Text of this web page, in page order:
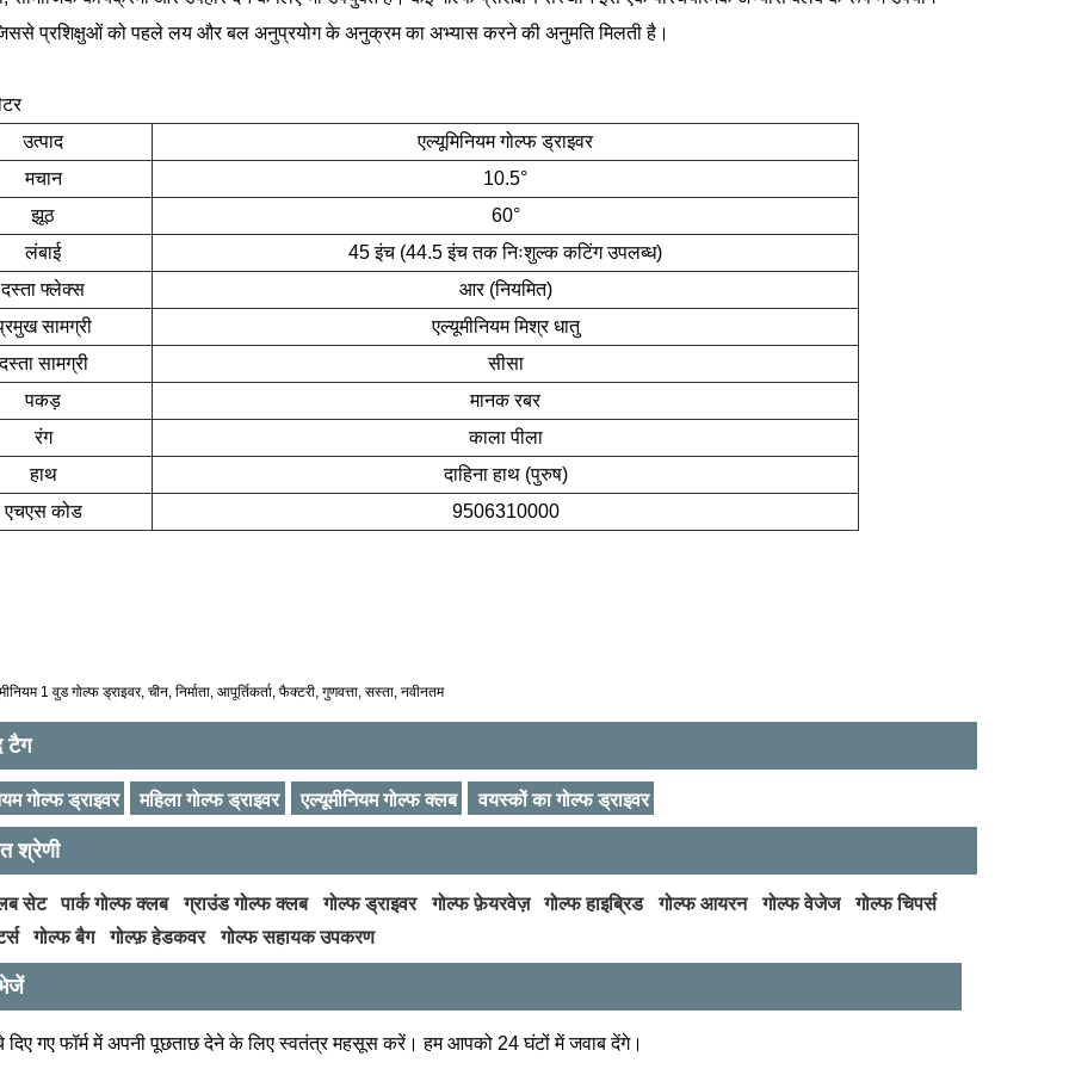
प्रशिक्षुओं को पहले लय और बल अनुप्रयोग के अनुक्रम का अभ्यास करने की अनुमति मिलती है।
उत्पाद
एल्यूमिनियम गोल्फ ड्राइवर
मचान
10.5°
झूठ
60°
लंबाई
45 इंच (44.5 इंच तक निःशुल्क कटिंग उपलब्ध)
दस्ता फ्लेक्स
आर (नियमित)
सामग्री
एल्यूमीनियम मिश्र धातु
सामग्री
सीसा
पकड़
मानक रबर
रंग
काला पीला
हाथ
दाहिना हाथ (पुरुष)
एचएस कोड
9506310000
1 वुड गोल्फ ड्राइवर, चीन, निर्माता, आपूर्तिकर्ता, फैक्टरी, गुणवत्ता, सस्ता, नवीनतम
टैग
गोल्फ ड्राइवर महिला गोल्फ ड्राइवर एल्यूमीनियम गोल्फ क्लब वयस्कों का गोल्फ ड्राइवर
श्रेणी
सेट पार्क गोल्फ क्लब ग्राउंड गोल्फ क्लब गोल्फ ड्राइवर गोल्फ फ़ेयरवेज़ गोल्फ हाइब्रिड गोल्फ आयरन गोल्फ वेजेज
गोल्फ चिपर्स
गोल्फ बैग गोल्फ़ हेडकवर गोल्फ सहायक उपकरण
दिए गए फॉर्म में अपनी पूछताछ देने के लिए स्वतंत्र महसूस करें। हम आपको 24 घंटों में जवाब देंगे।